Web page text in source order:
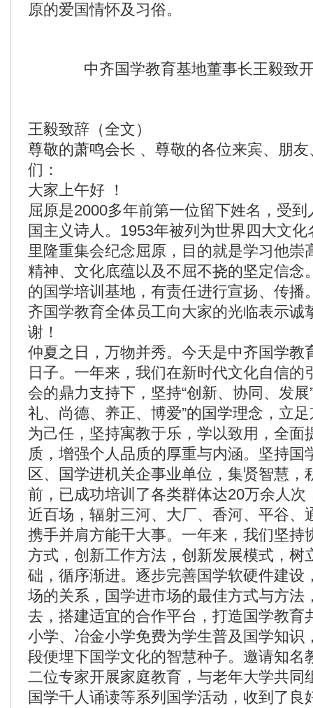
原的爱国情怀及习俗。
中齐国学教育基地董事长王毅致
王毅致辞 （全文）
尊敬的萧鸣会长 、尊敬的各位来宾、朋
们：
大家上午好 ！
屈原是2000多年前第一位留下姓名，受
国主义诗人。1953年被列为世界四大文
里隆重集会纪念屈原，目的就是学习他崇
精神、文化底蕴以及不屈不挠的坚定信念
的国学培训基地，有责任进行宣扬、传播
齐国学教育全体员工向大家的光临表示诚
谢！
仲夏之日，万物并秀。今天是中齐国学教
日子。一年来，我们在新时代文化自信的
会的鼎力支持下，坚持“创新、协同、发展
礼、尚德、养正、博爱”的国学理念，立
为己任，坚持寓教于乐，学以致用，全面
质，增强个人品质的厚重与内涵。坚持国
区、国学进机关企事业单位，集贤智慧，
前，已成功培训了各类群体达20万余人次
近百场，辐射三河、大厂、香河、平谷、
携手并肩方能干大事。一年来，我们坚持
方式，创新工作方法，创新发展模式，树
础，循序渐进。逐步完善国学软硬件建设
场的关系，国学进市场的最佳方式与方法
去，搭建适宜的合作平台，打造国学教育
小学、冶金小学免费为学生普及国学知识
段便埋下国学文化的智慧种子。邀请知名
二位专家开展家庭教育，与老年大学共同
国学千人诵读等系列国学活动，收到了良